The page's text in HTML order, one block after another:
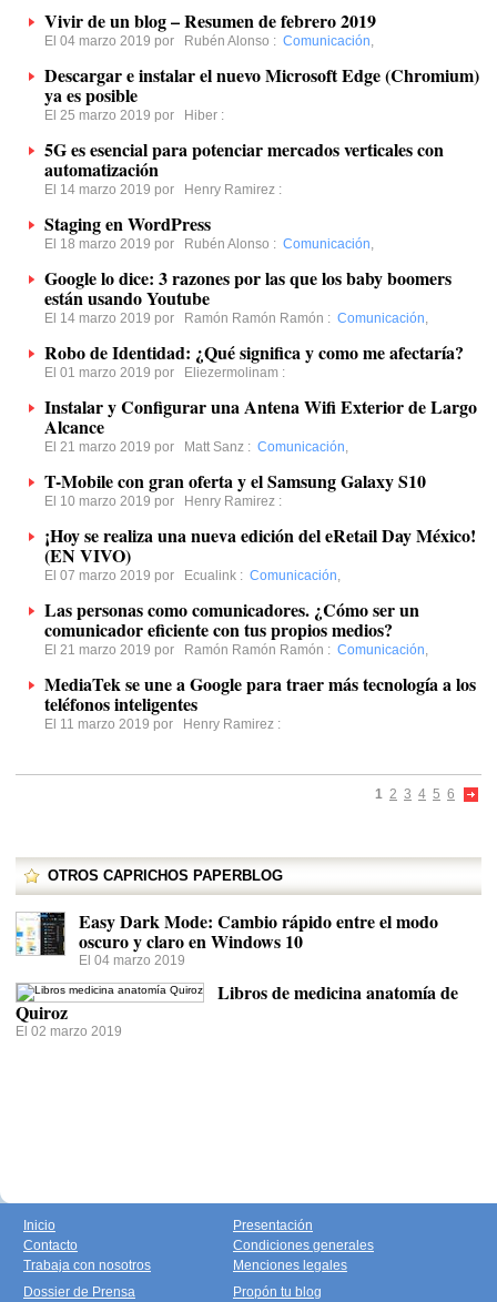
Vivir de un blog – Resumen de febrero 2019
El 04 marzo 2019 por Rubén Alonso : Comunicación,
Descargar e instalar el nuevo Microsoft Edge (Chromium)
ya es posible
El 25 marzo 2019 por Hiber :
5G es esencial para potenciar mercados verticales con
automatización
El 14 marzo 2019 por Henry Ramirez :
Staging en WordPress
El 18 marzo 2019 por Rubén Alonso : Comunicación,
Google lo dice: 3 razones por las que los baby boomers
están usando Youtube
El 14 marzo 2019 por Ramón Ramón Ramón : Comunicación,
Robo de Identidad: ¿Qué significa y como me afectaría?
El 01 marzo 2019 por Eliezermolinam :
Instalar y Configurar una Antena Wifi Exterior de Largo
Alcance
El 21 marzo 2019 por Matt Sanz : Comunicación,
T-Mobile con gran oferta y el Samsung Galaxy S10
El 10 marzo 2019 por Henry Ramirez :
¡Hoy se realiza una nueva edición del eRetail Day México!
(EN VIVO)
El 07 marzo 2019 por Ecualink : Comunicación,
Las personas como comunicadores. ¿Cómo ser un
comunicador eficiente con tus propios medios?
El 21 marzo 2019 por Ramón Ramón Ramón : Comunicación,
MediaTek se une a Google para traer más tecnología a los
teléfonos inteligentes
El 11 marzo 2019 por Henry Ramirez :
1 2 3 4 5 6
OTROS CAPRICHOS PAPERBLOG
Easy Dark Mode: Cambio rápido entre el modo
oscuro y claro en Windows 10
El 04 marzo 2019
Libros de medicina anatomía de
Quiroz
El 02 marzo 2019
Inicio
Contacto
Trabaja con nosotros
Presentación
Condiciones generales
Menciones legales
Dossier de Prensa
Propón tu blog